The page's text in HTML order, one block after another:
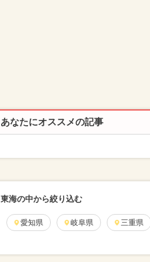
あなたにオススメの記事
東海の中から絞り込む
愛知県 岐阜県 三重県